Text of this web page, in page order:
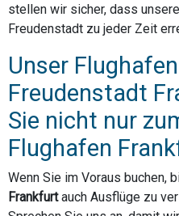
stellen wir sicher, dass
Freudenstadt zu jeder Zeit
Unser
Freudenstadt
Sie nicht nur
Flughafen
Wenn Sie im Voraus buchen,
Frankfurtauch Ausflüge zu